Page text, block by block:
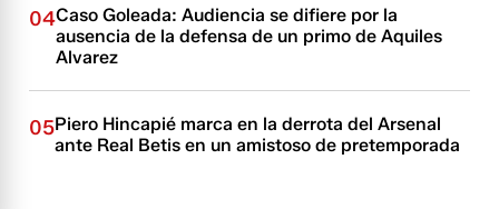
04Caso Goleada: Audiencia se difiere por la
ausencia de la defensa de un primo de Aquiles
Alvarez
05Piero Hincapié marca en la derrota del Arsenal
ante Real Betis en un amistoso de pretemporada